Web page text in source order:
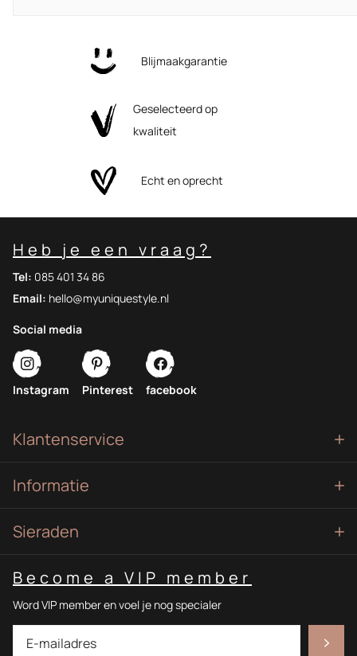
Blijmaakgarantie
Geselecteerd op
kwaliteit
Echt en oprecht
Klantenservice
Informatie
Sieraden
Become a VIP member
Word VIP member en voel je nog specialer
Heb je een vraag?
Tel: 085 401 34 86
Email: hello@myuniquestyle.nl
Social media
Instagram Pinterest facebook